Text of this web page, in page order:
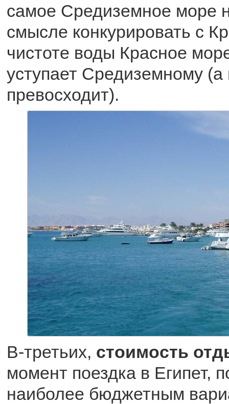
самое Средиземное море
смысле конкурировать с
чистоте воды Красное
уступает Средиземному
превосходит).
В-третьих, стоимость
момент поездка в Египет,
наиболее бюджетным